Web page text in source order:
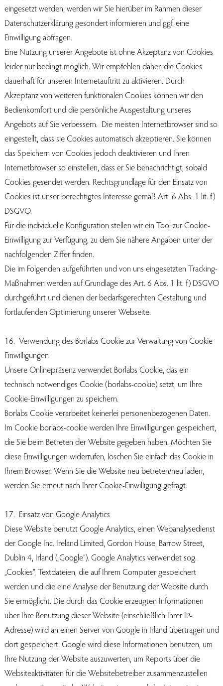
eingesetzt werden, werden wir Sie hierüber im Rahmen dieser
Datenschutzerklärung gesondert informieren und ggf. eine
Einwilligung abfragen.
Eine Nutzung unserer Angebote ist ohne Akzeptanz von Cookies
leider nur bedingt möglich. Wir empfehlen daher, die Cookies
dauerhaft für unseren Internetauftritt zu aktivieren. Durch
Akzeptanz von weiteren funktionalen Cookies können wir den
Bedienkomfort und die persönliche Ausgestaltung unseres
Angebots auf Sie verbessern. Die meisten Internetbrowser sind so
eingestellt, dass sie Cookies automatisch akzeptieren. Sie können
das Speichern von Cookies jedoch deaktivieren und Ihren
Internetbrowser so einstellen, dass er Sie benachrichtigt, sobald
Cookies gesendet werden. Rechtsgrundlage für den Einsatz von
Cookies ist unser berechtigtes Interesse gemäß Art. 6 Abs. 1 lit. f)
DSGVO.
Für die individuelle Konfiguration stellen wir ein Tool zur Cookie-
Einwilligung zur Verfügung, zu dem Sie nähere Angaben unter der
nachfolgenden Ziffer finden.
Die im Folgenden aufgeführten und von uns eingesetzten Tracking-
Maßnahmen werden auf Grundlage des Art. 6 Abs. 1 lit. f) DSGVO
durchgeführt und dienen der bedarfsgerechten Gestaltung und
fortlaufenden Optimierung unserer Webseite.
16. Verwendung des Borlabs Cookie zur Verwaltung von Cookie-
Einwilligungen
Unsere Onlinepräsenz verwendet Borlabs Cookie, das ein
technisch notwendiges Cookie (borlabs-cookie) setzt, um Ihre
Cookie-Einwilligungen zu speichern.
Borlabs Cookie verarbeitet keinerlei personenbezogenen Daten.
Im Cookie borlabs-cookie werden Ihre Einwilligungen gespeichert,
die Sie beim Betreten der Website gegeben haben. Möchten Sie
diese Einwilligungen widerrufen, löschen Sie einfach das Cookie in
Ihrem Browser. Wenn Sie die Website neu betreten/neu laden,
werden Sie erneut nach Ihrer Cookie-Einwilligung gefragt.
17. Einsatz von Google Analytics
Diese Website benutzt Google Analytics, einen Webanalysedienst
der Google Inc. Ireland Limited, Gordon House, Barrow Street,
Dublin 4, Irland („Google“). Google Analytics verwendet sog.
„Cookies“, Textdateien, die auf Ihrem Computer gespeichert
werden und die eine Analyse der Benutzung der Website durch
Sie ermöglicht. Die durch das Cookie erzeugten Informationen
über Ihre Benutzung dieser Website (einschließlich Ihrer IP-
Adresse) wird an einen Server von Google in Irland übertragen und
dort gespeichert. Google wird diese Informationen benutzen, um
Ihre Nutzung der Website auszuwerten, um Reports über die
Websiteaktivitäten für die Websitebetreiber zusammenzustellen